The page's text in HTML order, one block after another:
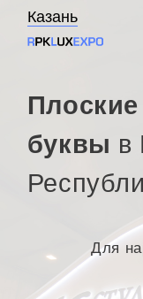
Казань
УСЛУГИ
НАШИ
БЛОГ
буквы в
Для